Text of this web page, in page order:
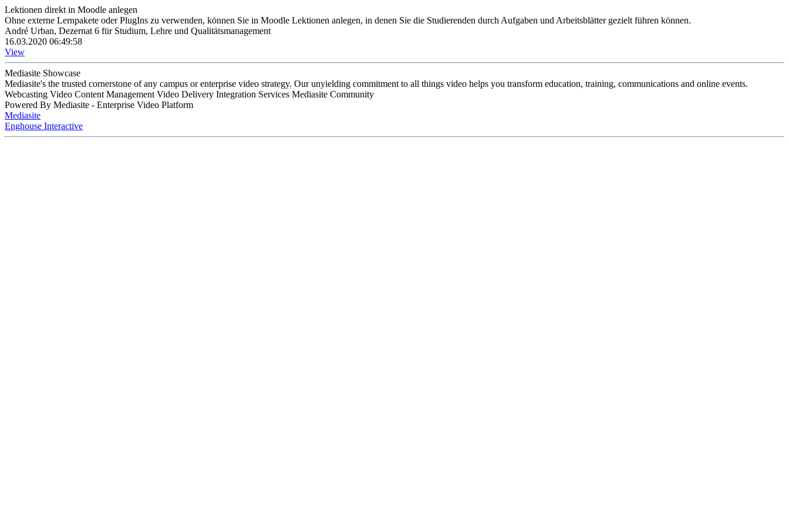
Lektionen direkt in Moodle anlegen
Ohne externe Lernpakete oder PlugIns zu verwenden, können Sie in Moodle Lektionen anlegen, in denen Sie die Studierenden durch Aufgaben und Arbeitsblätter gezielt führen können.
André Urban, Dezernat 6 für Studium, Lehre und Qualitätsmanagement
16.03.2020 06:49:58
View
Mediasite Showcase
Mediasite's the trusted cornerstone of any campus or enterprise video strategy. Our unyielding commitment to all things video helps you transform education, training, communications and online events.
Webcasting Video Content Management Video Delivery Integration Services Mediasite Community
Powered By Mediasite - Enterprise Video Platform
Mediasite
Enghouse Interactive